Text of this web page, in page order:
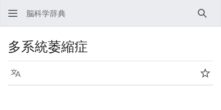
脳科学辞典 検索
多系統萎縮症
言語 ウ